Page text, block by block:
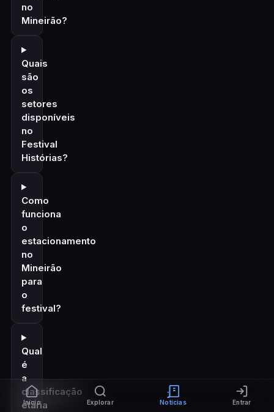
no
Mineirão?
Quais
são
os
setores
disponíveis
no
Festival
Histórias?
Como
funciona
o
estacionamento
no
Mineirão
para
o
festival?
Qual
é
a
classificação
etária
Início Explorar Notícias Entrar